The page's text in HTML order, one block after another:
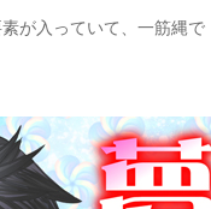
が入っていて、一筋縄で